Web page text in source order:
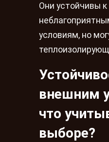
Они устойчивы к
условиям, но
внешним
что
выборе?